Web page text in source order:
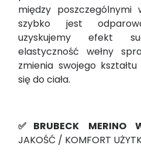
między poszczególnymi
szybko jest
uzyskujemy efekt
elastyczność wełny
zmienia swojego
się do ciała.
✅BRUBECK MERINO
JAKOŚĆ / KOMFORT